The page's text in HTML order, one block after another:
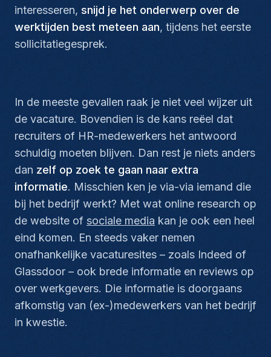
interesseren, snijd je het onderwerp over de
werktijden best meteen aan, tijdens het eerste
sollicitatiegesprek.
In de meeste gevallen raak je niet veel wijzer uit
de vacature. Bovendien is de kans reëel dat
recruiters of HR-medewerkers het antwoord
schuldig moeten blijven. Dan rest je niets anders
dan zelf op zoek te gaan naar extra
informatie. Misschien ken je via-via iemand die
bij het bedrijf werkt? Met wat online research op
de website of sociale media kan je ook een heel
eind komen. En steeds vaker nemen
onafhankelijke vacaturesites – zoals Indeed of
Glassdoor – ook brede informatie en reviews op
over werkgevers. Die informatie is doorgaans
afkomstig van (ex-)medewerkers van het bedrijf
in kwestie.